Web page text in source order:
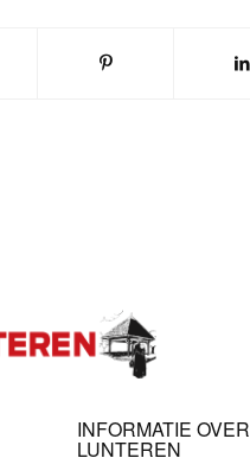
INFORMATIE OVER
LUNTEREN